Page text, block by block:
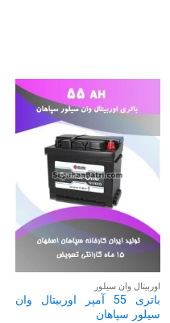
اوربیتال وان سیلور
باتری 55 آمپر اوربیتال وان
سیلور سپاهان